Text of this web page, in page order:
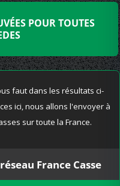
POUR TOUTES
faut dans les résultats ci-
ici, nous allons l'envoyer à
sur toute la France.
France Casse